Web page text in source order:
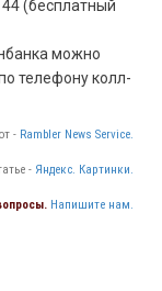
(бесплатный
можно
телефону колл-
- Rambler News Service.
- Яндекс. Картинки.
Напишите нам.